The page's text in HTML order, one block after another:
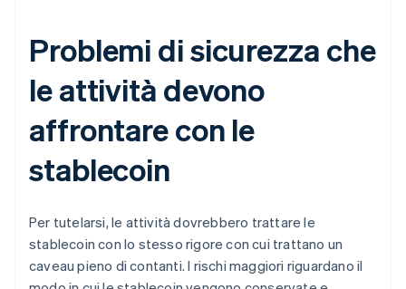
Problemi di sicurezza che
le attività devono
affrontare con le
stablecoin
Per tutelarsi, le attività dovrebbero trattare le
stablecoin con lo stesso rigore con cui trattano un
caveau pieno di contanti. I rischi maggiori riguardano il